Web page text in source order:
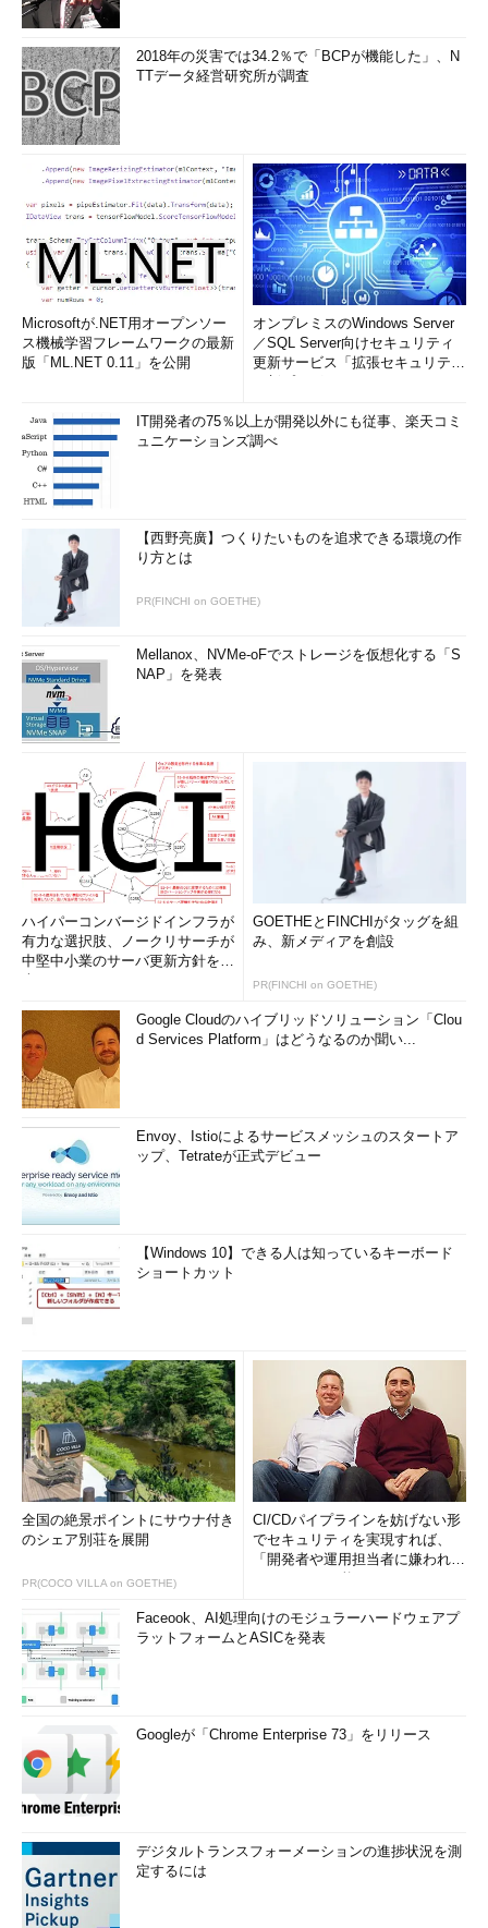
2018年の災害では34.2％で「BCPが機能した」、N
TTデータ経営研究所が調査
Microsoftが.NET用オープンソー
ス機械学習フレームワークの最新
版「ML.NET 0.11」を公開
オンプレミスのWindows Server
／SQL Server向けセキュリティ
更新サービス「拡張セキュリティ
IT開発者の75％以上が開発以外にも従事、楽天コミ
ュニケーションズ調べ
【西野亮廣】つくりたいものを追求できる環境の作
り方とは
PR(FINCHI on GOETHE)
Mellanox、NVMe-oFでストレージを仮想化する「S
NAP」を発表
ハイパーコンバージドインフラが
有力な選択肢、ノークリサーチが
中堅中小業のサーバ更新方針を調
GOETHEとFINCHIがタッグを組
み、新メディアを創設
PR(FINCHI on GOETHE)
Google Cloudのハイブリッドソリューション「Clou
d Services Platform」はどうなるのか聞い...
Envoy、Istioによるサービスメッシュのスタートア
ップ、Tetrateが正式デビュー
【Windows 10】できる人は知っているキーボード
ショートカット
全国の絶景ポイントにサウナ付き
のシェア別荘を展開
PR(COCO VILLA on GOETHE)
CI/CDパイプラインを妨げない形
でセキュリティを実現すれば、
「開発者や運用担当者に嫌われな
Faceook、AI処理向けのモジュラーハードウェアプ
ラットフォームとASICを発表
Googleが「Chrome Enterprise 73」をリリース
デジタルトランスフォーメーションの進捗状況を測
定するには